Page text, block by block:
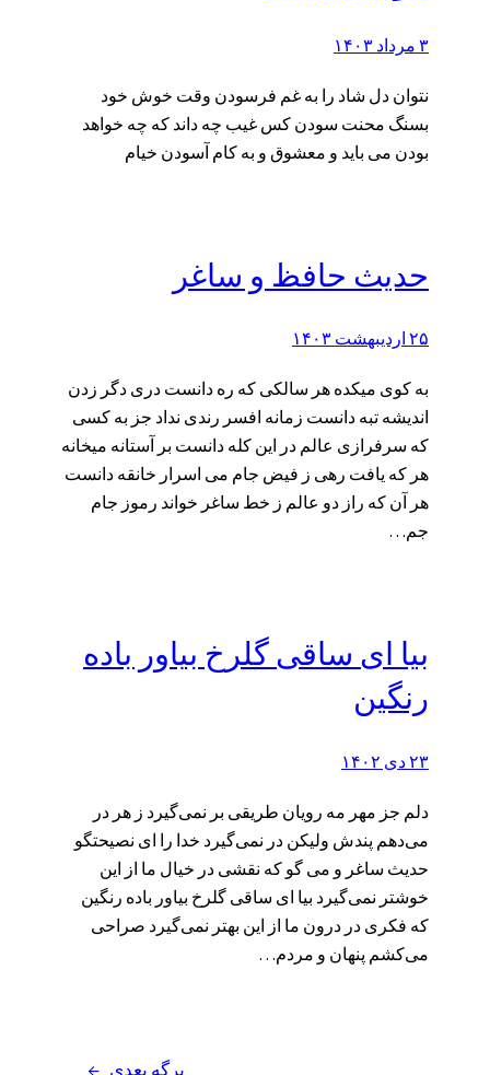
۳ مرداد ۱۴۰۳
نتوان دل شاد را به غم فرسودن وقت خوش خود
بسنگ محنت سودن کس غیب چه داند که چه خواهد
بودن می باید و معشوق و به کام آسودن خیام
حدیث حافظ و ساغر
۲۵ اردیبهشت ۱۴۰۳
به کوی میکده هر سالکی که ره دانست دری دگر زدن
اندیشه تبه دانست زمانه افسر رندی نداد جز به کسی
که سرفرازی عالم در این کله دانست بر آستانه میخانه
هر که یافت رهی ز فیض جام می اسرار خانقه دانست
هر آن که راز دو عالم ز خط ساغر خواند رموز جام
جم…
بیا ای ساقی گلرخ بیاور باده
رنگین
۲۳ دی ۱۴۰۲
دلم جز مهر مه رویان طریقی بر نمی‌گیرد ز هر در
می‌دهم پندش ولیکن در نمی‌گیرد خدا را ای نصیحتگو
حدیث ساغر و می گو که نقشی در خیال ما از این
خوشتر نمی‌گیرد بیا ای ساقی گلرخ بیاور باده رنگین
که فکری در درون ما از این بهتر نمی‌گیرد صراحی
می‌کشم پنهان و مردم…
برگه بعدی →